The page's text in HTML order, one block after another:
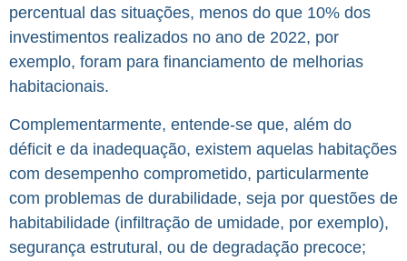
percentual das situações, menos do que 10% dos
investimentos realizados no ano de 2022, por
exemplo, foram para financiamento de melhorias
habitacionais.
Complementarmente, entende-se que, além do
déficit e da inadequação, existem aquelas habitações
com desempenho comprometido, particularmente
com problemas de durabilidade, seja por questões de
habitabilidade (infiltração de umidade, por exemplo),
segurança estrutural, ou de degradação precoce;